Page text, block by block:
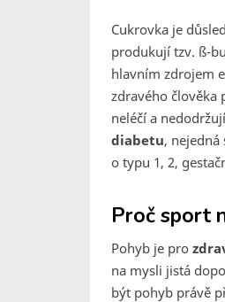
Cukrovka je
produkují tzv. ß-
hlavním zdrojem
zdravého člověka
neléčí a
diabetu,
o typu 1, 2,
Proč sport
Pohyb je pro
na mysli jistá
být pohyb právě